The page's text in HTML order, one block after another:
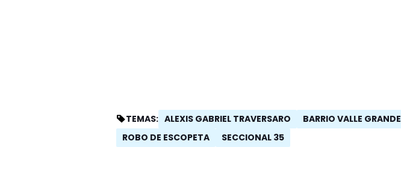
TEMAS: ALEXIS GABRIEL TRAVERSARO BARRIO VALLE GRANDE
ROBO DE ESCOPETA
SECCIONAL 35